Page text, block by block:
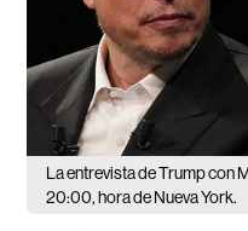
La entrevista de Trump con
20:00, hora de Nueva York.